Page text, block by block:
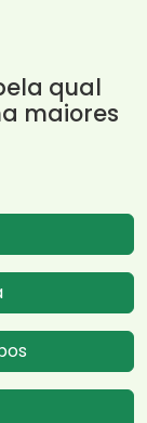
qual
maiores